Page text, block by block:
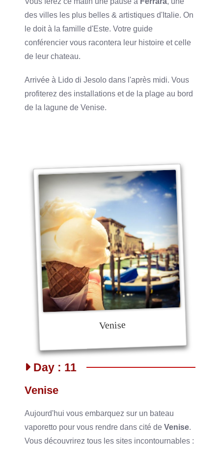
des villes les plus belles & artistiques d'Italie. On
le doit à la famille d'Este. Votre guide
conférencier vous racontera leur histoire et celle
de leur chateau.
Arrivée à Lido di Jesolo dans l'après midi. Vous
profiterez des installations et de la plage au bord
de la lagune de Venise.
Venise
Day : 11
Venise
Aujourd'hui vous embarquez sur un bateau
vaporetto pour vous rendre dans cité deVenise.
Vous découvrirez tous les sites incontournables :